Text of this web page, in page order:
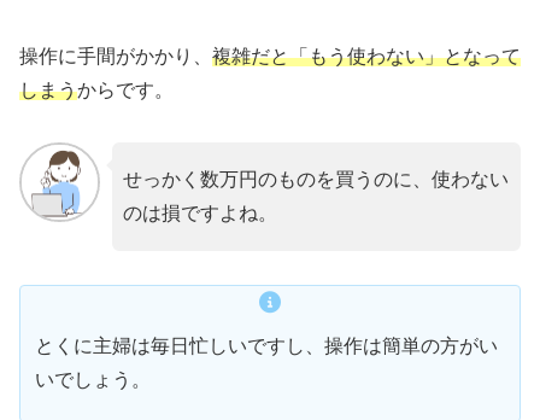
操作に手間がかかり、 複雑だと「もう使わない」となって
しまうからです。
せっかく数万円のものを買うのに、使わない
のは損ですよね。
とくに主婦は毎日忙しいですし、操作は簡単の方がい
いでしょう。